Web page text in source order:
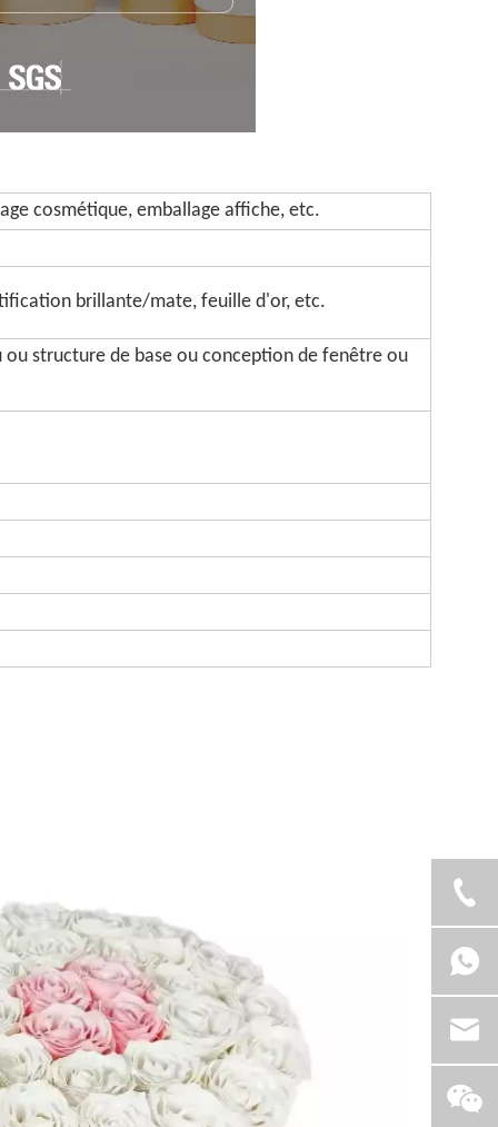
cosmétique, emballage affiche, etc.
brillante/mate, feuille d'or, etc.
structure de base ou conception de fenêtre ou